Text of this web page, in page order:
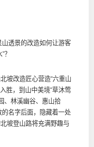
透景的改造如何让游客
？
改造匠心营造“六重山
胜，到山中美境“草沐莺
、林溪幽谷、惠山拾
的名字后面，隐藏着一处
坡登山路将充满野趣与